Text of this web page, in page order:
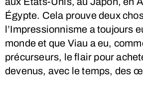
Égypte. Cela prouve deux
l’Impressionnisme a toujours
monde et que Viau a eu,
précurseurs, le flair pour
devenus, avec le temps, des